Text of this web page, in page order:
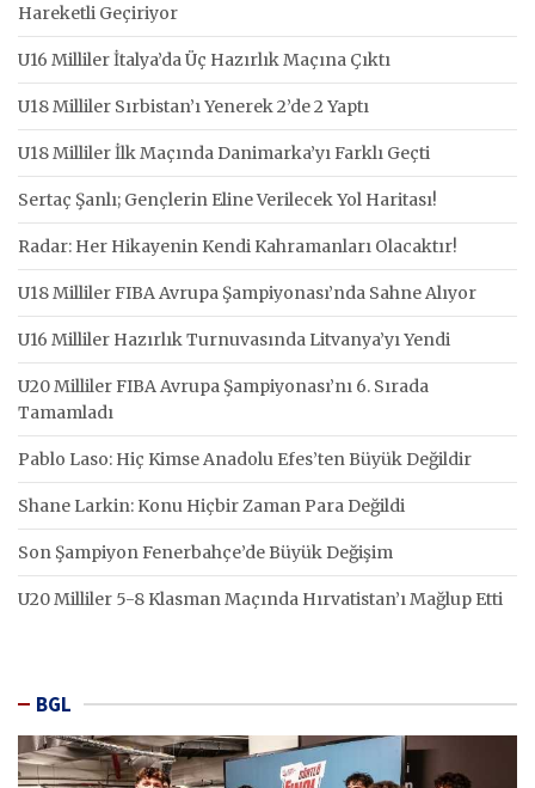
Hareketli Geçiriyor
U16 Milliler İtalya’da Üç Hazırlık Maçına Çıktı
U18 Milliler Sırbistan’ı Yenerek 2’de 2 Yaptı
U18 Milliler İlk Maçında Danimarka’yı Farklı Geçti
Sertaç Şanlı; Gençlerin Eline Verilecek Yol Haritası!
Radar: Her Hikayenin Kendi Kahramanları Olacaktır!
U18 Milliler FIBA Avrupa Şampiyonası’nda Sahne Alıyor
U16 Milliler Hazırlık Turnuvasında Litvanya’yı Yendi
U20 Milliler FIBA Avrupa Şampiyonası’nı 6. Sırada
Tamamladı
Pablo Laso: Hiç Kimse Anadolu Efes’ten Büyük Değildir
Shane Larkin: Konu Hiçbir Zaman Para Değildi
Son Şampiyon Fenerbahçe’de Büyük Değişim
U20 Milliler 5-8 Klasman Maçında Hırvatistan’ı Mağlup Etti
BGL